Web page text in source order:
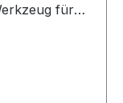
für